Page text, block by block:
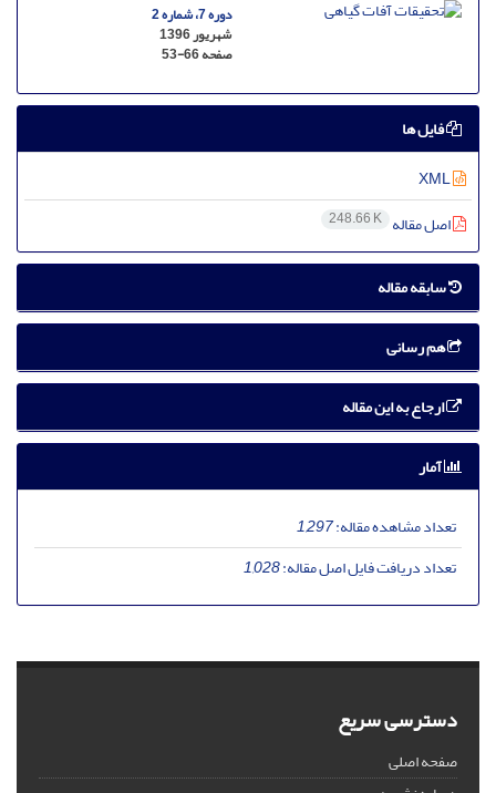
دوره 7، شماره 2
شهریور 1396
صفحه53-66
فایل ها
اصل مقاله 248.66 K
سابقه مقاله
هم رسانی
ارجاع به این مقاله
آمار
تعداد مشاهده مقاله:1,297
تعداد دریافت فایل اصل مقاله:1,028
دسترسی سریع
صفحه اصلی